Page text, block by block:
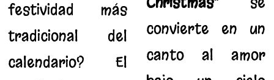
festividad más
tradicional del
calendario? El
convierte en un
canto al amor